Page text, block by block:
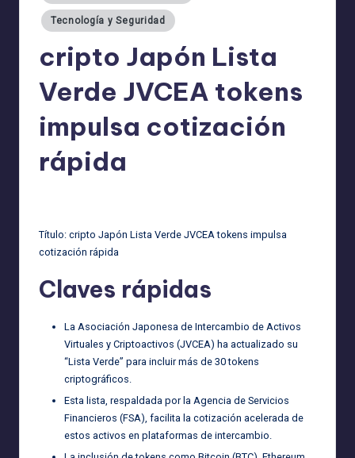
Tecnología y Seguridad
cripto Japón Lista
Verde JVCEA tokens
impulsa cotización
rápida
Título: cripto Japón Lista Verde JVCEA tokens impulsa
cotización rápida
Claves rápidas
La Asociación Japonesa de Intercambio de Activos
Virtuales y Criptoactivos (JVCEA) ha actualizado su
“Lista Verde” para incluir más de 30 tokens
criptográficos.
Esta lista, respaldada por la Agencia de Servicios
Financieros (FSA), facilita la cotización acelerada de
estos activos en plataformas de intercambio.